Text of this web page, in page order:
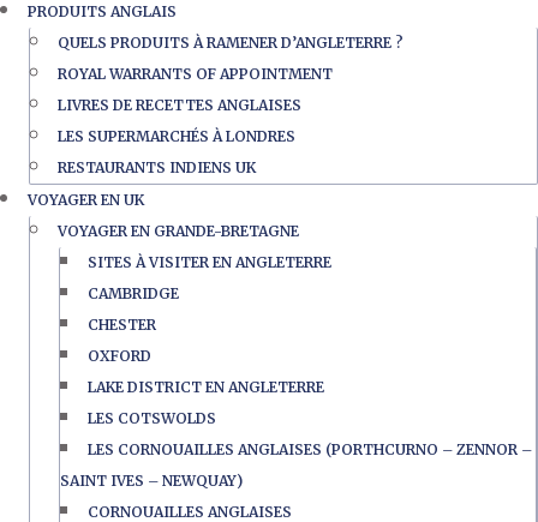
PRODUITS ANGLAIS
QUELS PRODUITS À RAMENER D’ANGLETERRE ?
ROYAL WARRANTS OF APPOINTMENT
LIVRES DE RECETTES ANGLAISES
LES SUPERMARCHÉS À LONDRES
RESTAURANTS INDIENS UK
VOYAGER EN UK
VOYAGER EN GRANDE-BRETAGNE
SITES À VISITER EN ANGLETERRE
CAMBRIDGE
CHESTER
OXFORD
LAKE DISTRICT EN ANGLETERRE
LES COTSWOLDS
LES CORNOUAILLES ANGLAISES (PORTHCURNO – ZENNOR –
SAINT IVES – NEWQUAY)
CORNOUAILLES ANGLAISES